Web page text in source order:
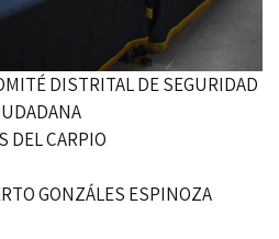
DISTRITAL DE SEGURIDAD
DEL CARPIO
GONZÁLES ESPINOZA